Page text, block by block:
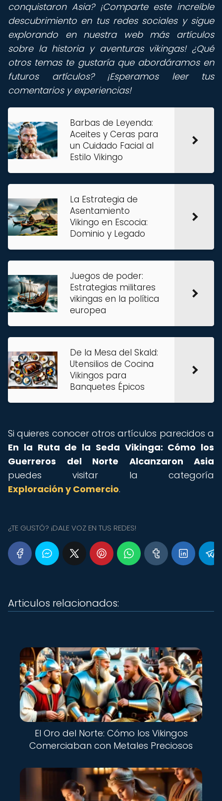
conquistaron Asia? ¡Comparte este increíble
descubrimiento en tus redes sociales y sigue
explorando en nuestra web más artículos
sobre la historia y aventuras vikingas! ¿Qué
otros temas te gustaría que abordáramos en
futuros artículos? ¡Esperamos leer tus
comentarios y experiencias!
Barbas de Leyenda:
Aceites y Ceras para
un Cuidado Facial al
Estilo Vikingo
La Estrategia de
Asentamiento
Vikingo en Escocia:
Dominio y Legado
Juegos de poder:
Estrategias militares
vikingas en la política
europea
De la Mesa del Skald:
Utensilios de Cocina
Vikingos para
Banquetes Épicos
Si quieres conocer otros artículos parecidos a
En la Ruta de la Seda Vikinga: Cómo los
Guerreros del Norte Alcanzaron Asia
puedes visitar la categoría
Exploración y Comercio.
¿TE GUSTÓ? ¡DALE VOZ EN TUS REDES!
Articulos relacionados:
El Oro del Norte: Cómo los Vikingos
Comerciaban con Metales Preciosos